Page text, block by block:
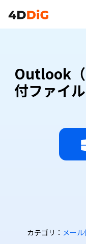
Outlook
付ファイ
カテゴリ： メール